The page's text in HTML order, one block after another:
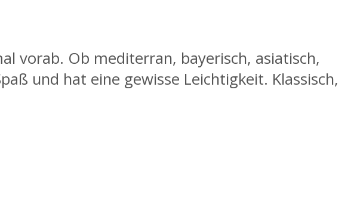
vorab. Ob mediterran, bayerisch, asiatisch,
und hat eine gewisse Leichtigkeit. Klassisch,